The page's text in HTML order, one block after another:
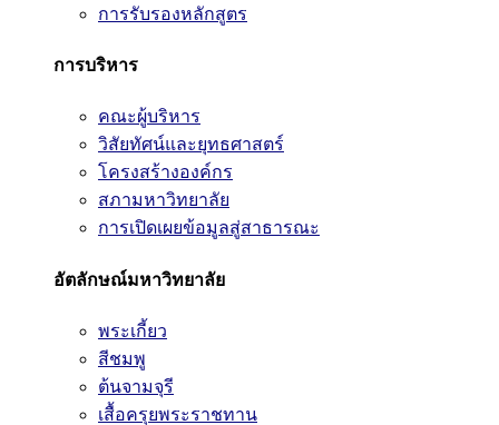
การรับรองหลักสูตร
การบริหาร
คณะผู้บริหาร
วิสัยทัศน์และยุทธศาสตร์
โครงสร้างองค์กร
สภามหาวิทยาลัย
การเปิดเผยข้อมูลสู่สาธารณะ
อัตลักษณ์มหาวิทยาลัย
พระเกี้ยว
สีชมพู
ต้นจามจุรี
เสื้อครุยพระราชทาน